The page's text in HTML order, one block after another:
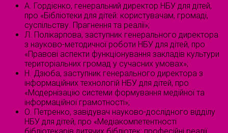
А. Гордієнко, генеральний директор НБУ для дітей,
про «Бібліотеки для дітей: користувачам, громаді,
суспільству. Прагнення та реалії»;
Л. Полікарпова, заступник генерального директора
з науково-методичної роботи НБУ для дітей, про
«Правові аспекти функціонування закладів культури
територіальних громад у сучасних умовах»;
Н. Дзюба, заступник генерального директора з
інформаційних технологій НБУ для дітей, про
«Модернізацію системи формування медійної та
інформаційної грамотності»;
О. Петренко, завідувач науково-дослідного відділу
НБУ для дітей, про «Медіакомпетентності